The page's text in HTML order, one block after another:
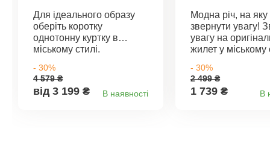
Для ідеального образу
оберіть коротку
однотонну куртку в
міському стилі.
для жінок зростом 160 см
або менше. Однотонний
колір. Повітряний
- 30%
4 579 ₴
від 3 199 ₴ В наявності
Модна річ, на яку
звернути увагу!
увагу на
жилет у міському
повсякденного
Повітряний
креп. Прямий
- 30%
2 499 ₴
1 739 ₴ В